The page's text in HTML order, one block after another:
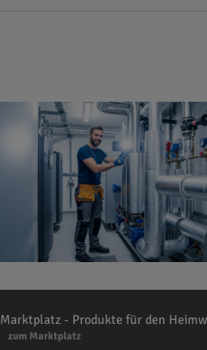
Marktplatz - Produkte für den
zum Marktplatz